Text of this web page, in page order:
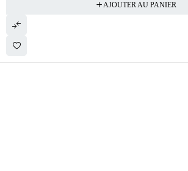
AJOUTER AU PANIER